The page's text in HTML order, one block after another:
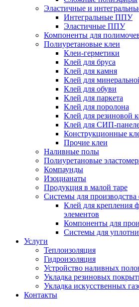
Эластичные и
Интегральные ППУ
Эластичные ППУ
Компоненты для
Полиуретановые клеи
Клеи-герметики
Клей для бруса
Клей для камня
Клей для
Клей для обуви
Клей для паркета
Клей для поролона
Клей для резиновой
Клей для СИП-
Конструкционные
Прочие клеи
Наливные полы
Полиуретановые
Компаунды
Изоцианаты
Продукция в малой таре
Системы для производства
Клей для крепления
элементов
Компоненты для
Системы для
Услуги
Теплоизоляция
Гидроизоляция
Устройство наливных
Укладка резиновых
Укладка искусственных
Контакты